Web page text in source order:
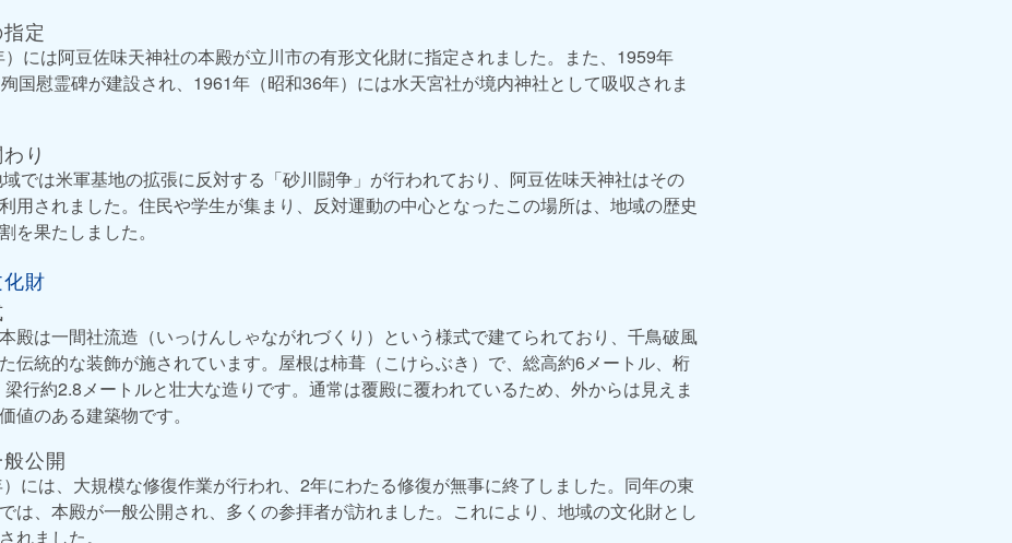
定
には阿豆佐味天神社の本殿が立川市の有形文化財に指定されました。また、1959年
殉国慰霊碑が建設され、1961年（昭和36年）には水天宮社が境内神社として吸収されま
り
では米軍基地の拡張に反対する「砂川闘争」が行われており、阿豆佐味天神社はその
用されました。住民や学生が集まり、反対運動の中心となったこの場所は、地域の歴史
を果たしました。
財
殿は一間社流造（いっけんしゃながれづくり）という様式で建てられており、千鳥破風
伝統的な装飾が施されています。屋根は柿葺（こけらぶき）で、総高約6メートル、桁
行約2.8メートルと壮大な造りです。通常は覆殿に覆われているため、外からは見えま
値のある建築物です。
公開
には、大規模な修復作業が行われ、2年にわたる修復が無事に終了しました。同年の東
は、本殿が一般公開され、多くの参拝者が訪れました。これにより、地域の文化財とし
れました。